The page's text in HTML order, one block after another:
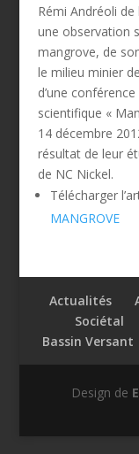
Rémi Andréoli
une observation
mangrove, de
le milieu minier
d’une
scientifique «
14 décembre
résultat de leur
de NC Nickel.
Télécharger
MANGROVE
Actualités
Sociétal
Bassin Versant
Design de